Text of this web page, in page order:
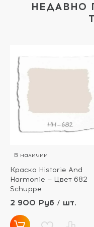
НЕДАВНО
В наличии
Краска Historie And
Harmonie — Цвет 682
Schuppe
2 900 Руб / шт.